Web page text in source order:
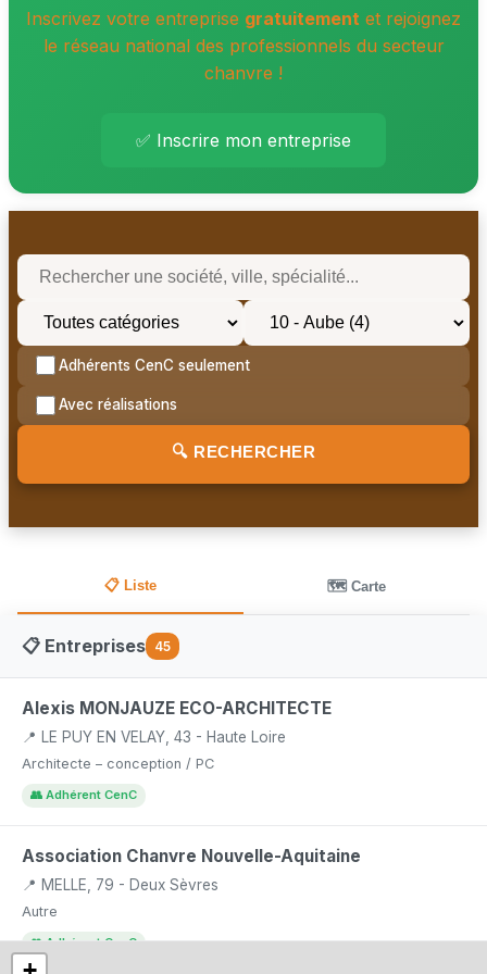
Inscrivez votre entreprise gratuitement et rejoignez
le réseau national des professionnels du secteur
chanvre !
✅ Inscrire mon entreprise
Adhérents CenC seulement
Avec réalisations
🔍 RECHERCHER
📋 Liste 🗺️ Carte
📋 Entreprises 45
Alexis MONJAUZE ECO-ARCHITECTE
📍 LE PUY EN VELAY, 43 - Haute Loire
Architecte – conception / PC
👥 Adhérent CenC
Association Chanvre Nouvelle-Aquitaine
📍 MELLE, 79 - Deux Sèvres
Autre
👥 Adhérent CenC